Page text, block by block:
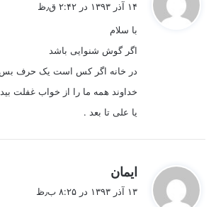
۱۴ آذر ۱۳۹۳ در ۲:۴۲ ق٫ظ
با سلام
اگر گوش شنوایی باشد
در خانه اگر کس است یک حرف
خداوند همه ما را از خواب غفلت
یا علی تا بعد .
ایمان
۱۳ آذر ۱۳۹۳ در ۸:۲۵ ب٫ظ